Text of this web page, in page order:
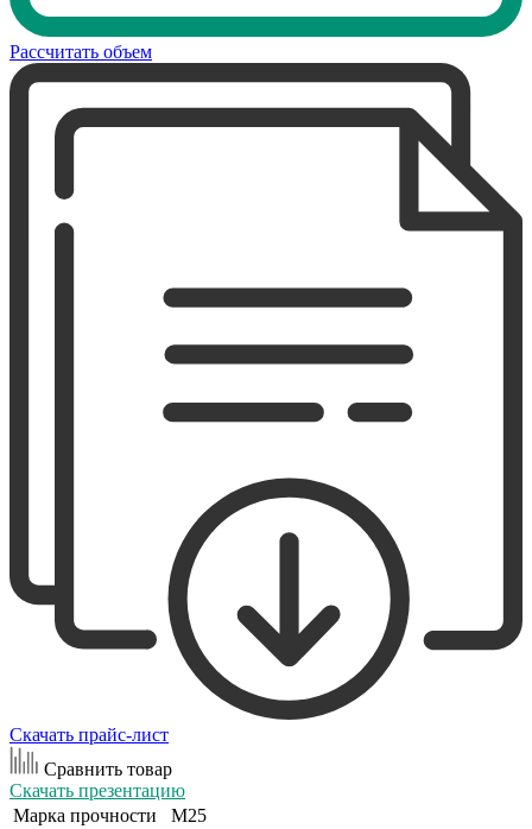
Рассчитать объем
Скачать прайс-лист
Сравнить товар
Скачать презентацию
Марка прочности
М25